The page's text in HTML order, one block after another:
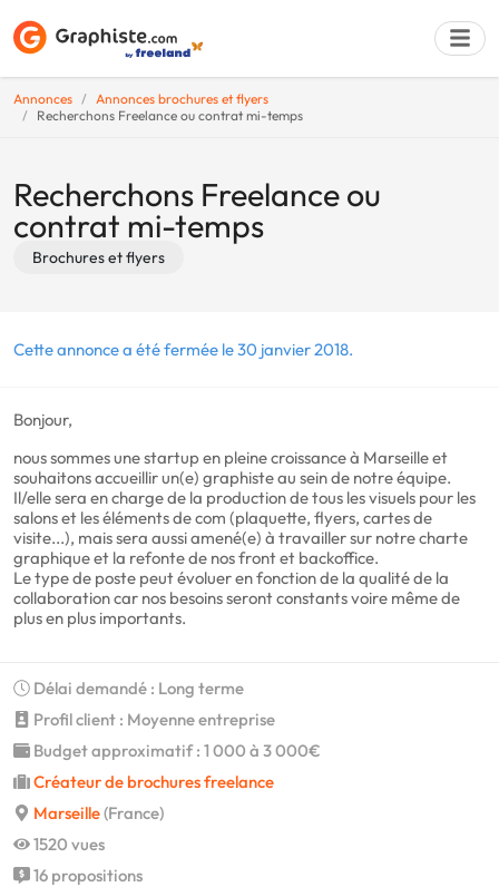
Annonces
Annonces brochures et flyers
Recherchons Freelance ou contrat mi-temps
Recherchons Freelance ou
contrat mi-temps
Brochures et flyers
Cette annonce a été fermée le 30 janvier 2018.
Bonjour,
nous sommes une startup en pleine croissance à Marseille et
souhaitons accueillir un(e) graphiste au sein de notre équipe.
Il/elle sera en charge de la production de tous les visuels pour les
salons et les éléments de com (plaquette, flyers, cartes de
visite...), mais sera aussi amené(e) à travailler sur notre charte
graphique et la refonte de nos front et backoffice.
Le type de poste peut évoluer en fonction de la qualité de la
collaboration car nos besoins seront constants voire même de
plus en plus importants.
Délai demandé : Long terme
Profil client : Moyenne entreprise
Budget approximatif : 1 000 à 3 000€
Créateur de brochures freelance
Marseille(France)
1520 vues
16 propositions